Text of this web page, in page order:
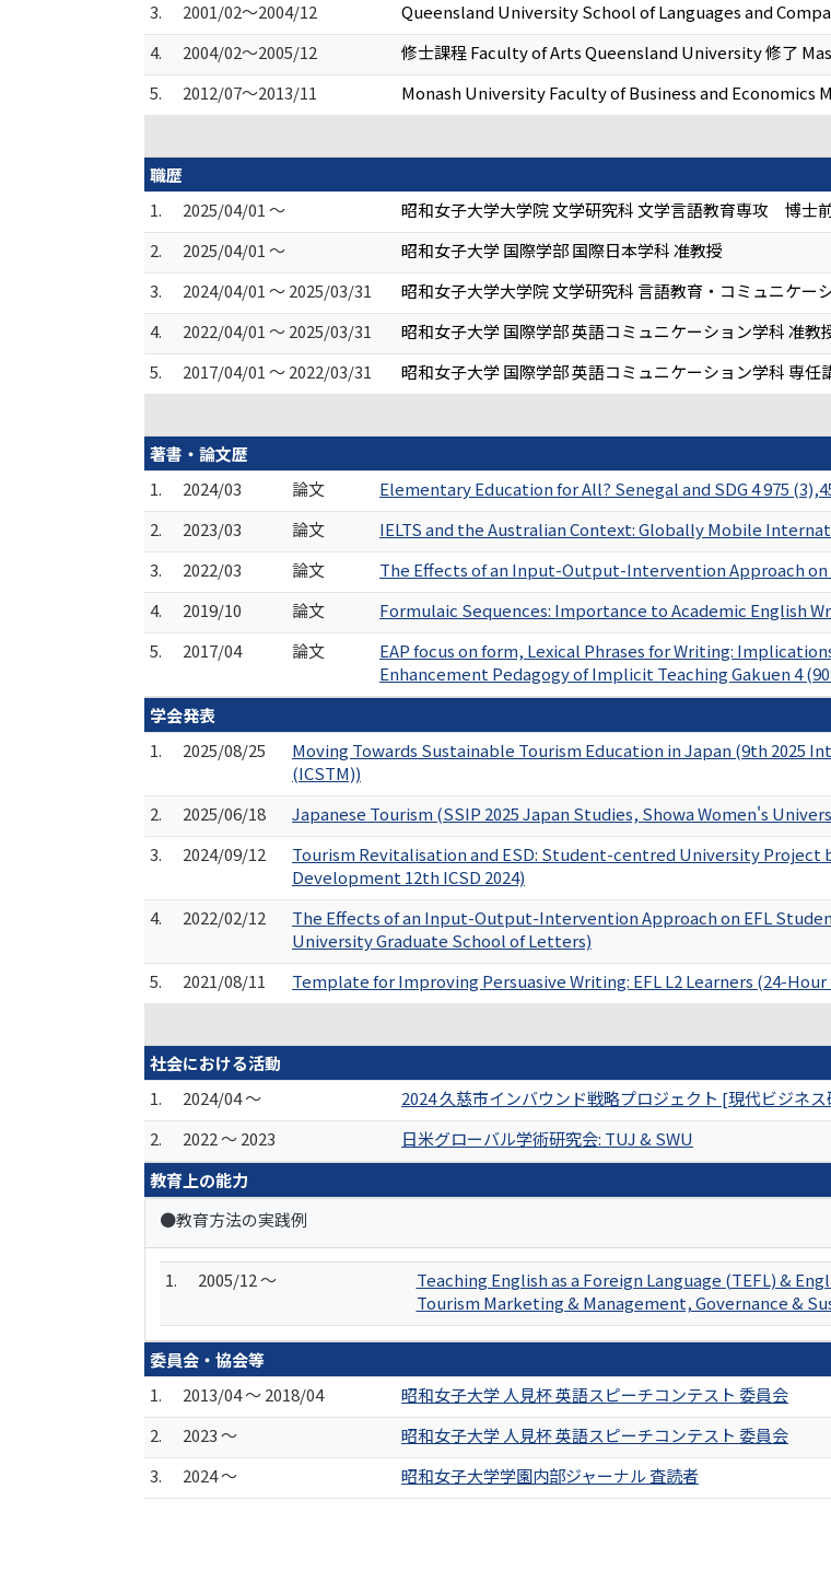
3.
2001/02～2004/12
Queensland University School of Languages and
4.
2004/02～2005/12
修士課程 Faculty of Arts Queensland University 修了
5.
2012/07～2013/11
Monash University Faculty of Business and Economics
職歴
1.
2025/04/01 ～
昭和女子大学大学院 文学研究科 文学言語教育専攻 博士
2.
2025/04/01 ～
昭和女子大学 国際学部 国際日本学科 准教授
3.
2024/04/01 ～ 2025/03/31
昭和女子大学大学院 文学研究科 言語教育・コミュニケ
4.
2022/04/01 ～ 2025/03/31
昭和女子大学 国際学部 英語コミュニケーション学科 准教
5.
2017/04/01 ～ 2022/03/31
昭和女子大学 国際学部 英語コミュニケーション学科 専任
著書・論文歴
1.
2024/03 論文
Elementary Education for All? Senegal and SDG 4 975
2.
2023/03 論文
IELTS and the Australian Context: Globally Mobile
3.
2022/03 論文
The Effects of an Input-Output-Intervention Approach on
4.
2019/10 論文
Formulaic Sequences: Importance to Academic English
5.
2017/04 論文
EAP focus on form, Lexical Phrases for Writing:
Enhancement Pedagogy of Implicit Teaching Gakuen 4
学会発表
1.
2025/08/25
Moving Towards Sustainable Tourism Education in Japan (9th 2025
(ICSTM))
2.
2025/06/18
Japanese Tourism (SSIP 2025 Japan Studies, Showa Women's
3.
2024/09/12
Tourism Revitalisation and ESD: Student-centred University
Development 12th ICSD 2024)
4.
2022/02/12
The Effects of an Input-Output-Intervention Approach on EFL
University Graduate School of Letters)
5.
2021/08/11
Template for Improving Persuasive Writing: EFL L2 Learners (24-
社会における活動
1.
2024/04 ～
2024 久慈市インバウンド戦略プロジェクト [現代ビジネ
2.
2022 ～ 2023
日米グローバル学術研究会: TUJ & SWU
教育上の能力
●教育方法の実践例
1. 2005/12 ～
Teaching English as a Foreign Language (TEFL) &
Tourism Marketing & Management, Governance &
委員会・協会等
1.
2013/04 ～ 2018/04
昭和女子大学 人見杯 英語スピーチコンテスト 委員会
2.
2023 ～
昭和女子大学 人見杯 英語スピーチコンテスト 委員会
3.
2024 ～ 昭和女子大学学園内部ジャーナル 査読者